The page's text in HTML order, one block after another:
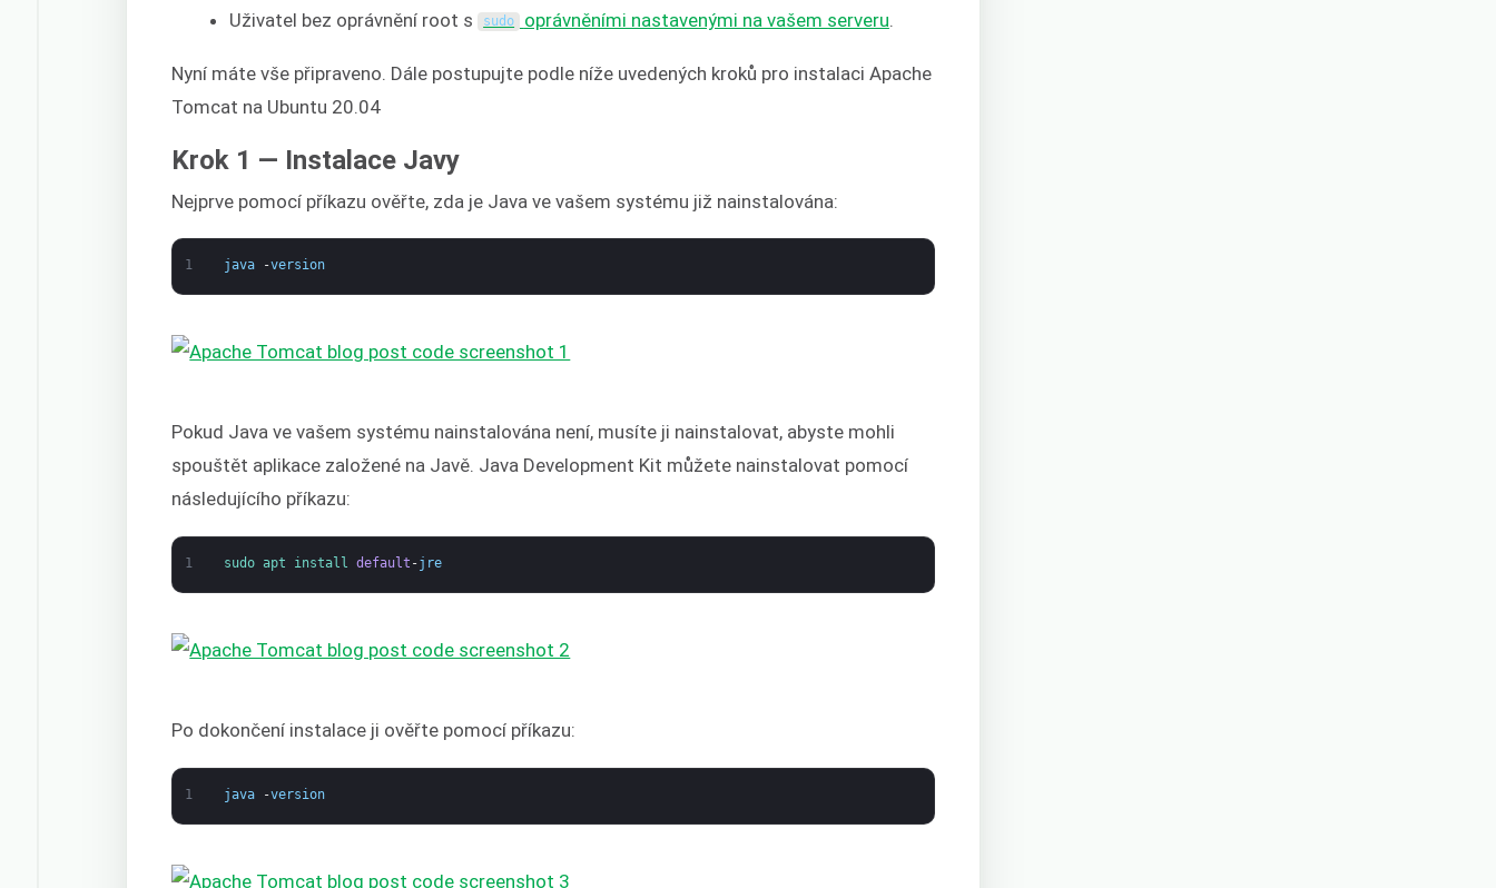
Uživatel bez oprávnění root s sudo oprávněními nastavenými na vašem serveru
Nyní máte vše připraveno. Dále postupujte podle níže uvedených kroků pro instalaci Apache
Tomcat na Ubuntu 20.04
Krok 1 — Instalace Javy
Nejprve pomocí příkazu ověřte, zda je Java ve vašem systému již nainstalována:
1 java -version
Pokud Java ve vašem systému nainstalována není, musíte ji nainstalovat, abyste mohli
spouštět aplikace založené na Javě. Java Development Kit můžete nainstalovat pomocí
následujícího příkazu:
1 sudo apt install default -jre
Po dokončení instalace ji ověřte pomocí příkazu:
1 java -version